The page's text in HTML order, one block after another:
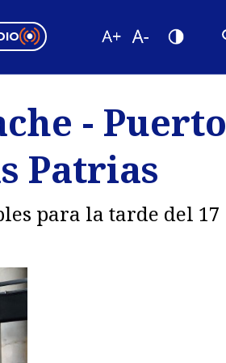
- Puerto
Patrias
para la tarde del 17